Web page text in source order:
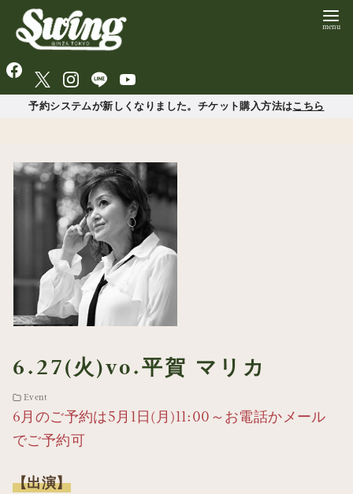
予約システムが新しくなりました。チケット購入方法はこちら
6.27(火)vo.平賀 マリカ
Event
6月のご予約は5月1日(月)11:00～お電話かメール
でご予約可
【出演】